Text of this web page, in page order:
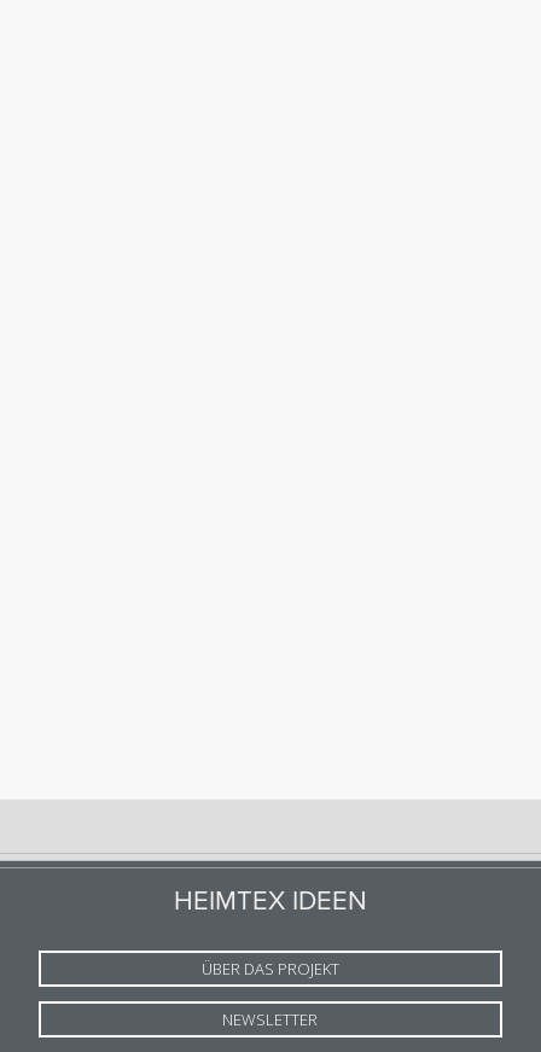
HEIMTEX IDEEN
ÜBER DAS PROJEKT
NEWSLETTER